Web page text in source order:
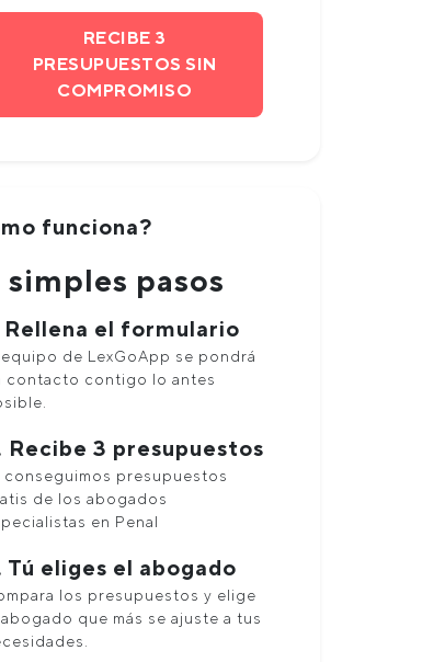
RECIBE 3
PRESUPUESTOS SIN
COMPROMISO
funciona?
simples pasos
Rellena el formulario
equipo de LexGoApp se pondrá
contacto contigo lo antes
Recibe 3 presupuestos
conseguimos presupuestos
de los abogados
en Penal
Tú eliges el abogado
los presupuestos y elige
que más se ajuste a tus